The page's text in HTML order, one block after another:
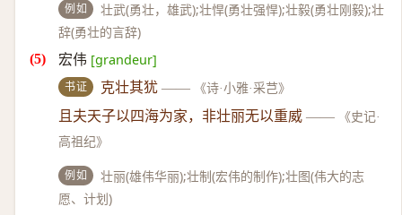
例如
壮武(勇壮，雄武);壮悍(勇壮强悍);壮毅(勇壮刚毅);壮
辞(勇壮的言辞)
宏伟 [grandeur]
书证 克壮其犹 —— 《诗·小雅·采芑》
且夫天子以四海为家，非壮丽无以重威 ——
《史记·
高祖纪》
例如
壮丽(雄伟华丽);壮制(宏伟的制作);壮图(伟大的志
愿、计划)